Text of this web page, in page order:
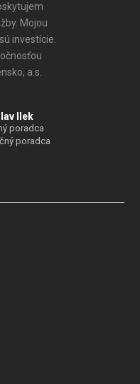
Mojou
investície.
a.s.
Ilek
poradca
poradca